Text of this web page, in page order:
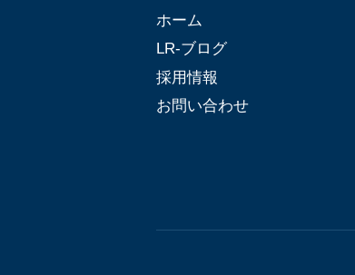
ホーム
LR-ブログ
採用情報
お問い合わせ